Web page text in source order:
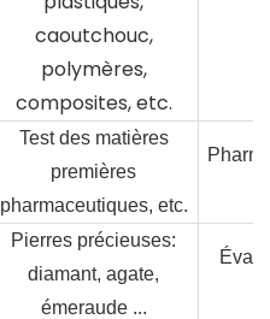
caoutchouc,
polymères,
composites, etc.
Test des matières
premières
pharmaceutiques, etc.
Pierres précieuses:
diamant, agate,
émeraude ...